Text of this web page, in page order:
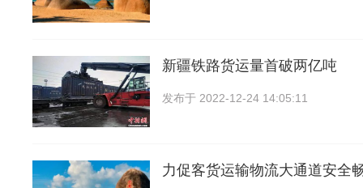
新疆铁路货运量首破两亿吨
发布于 2022-12-24 14:05:11
力促客货运输物流大通道安全